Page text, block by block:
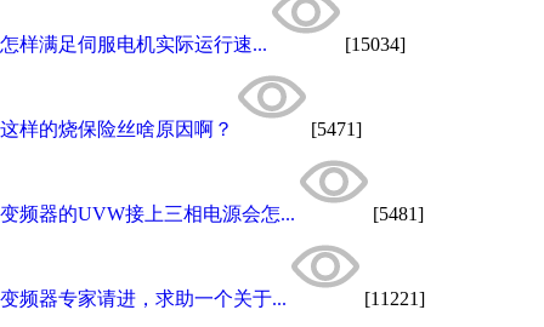
怎样满足伺服电机实际运行速... [15034]
这样的烧保险丝啥原因啊？ [5471]
变频器的UVW接上三相电源会怎... [5481]
变频器专家请进，求助一个关于... [11221]